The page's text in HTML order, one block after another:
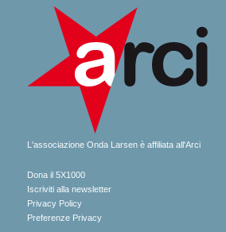
L'associazione Onda Larsen è affiliata all'Arci
Dona il 5X1000
Iscriviti alla newsletter
Privacy Policy
Preferenze Privacy